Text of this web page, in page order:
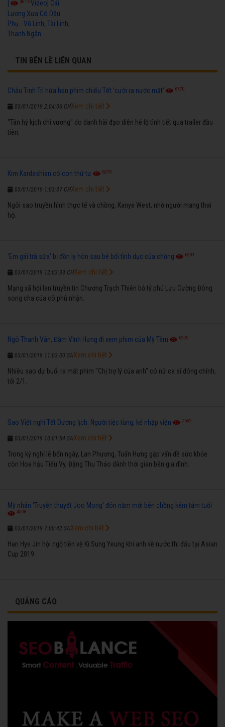
Video] Cải
Lương Xưa Cô Dâu
Phụ - Vũ Linh, Tài Linh,
Thanh Ngân
TIN BÊN LỀ LIÊN QUAN
Châu Tinh Trì hứa hẹn phim chiếu Tết 'cười ra nước mắt' 6770
03/01/2019 2:04:06 CH
"Tân hỷ kịch chi vương" do danh hài đạo diễn hé lộ tình tiết qua trailer đầu
tiên.
Xem chi tiết
Kim Kardashian có con thứ tư 6270
03/01/2019 1:03:37 CH
Ngôi sao truyền hình thực tế và chồng, Kanye West, nhờ người mang thai
hộ.
Xem chi tiết
'Em gái trà sữa' bị đồn ly hôn sau bê bối tình dục của chồng 6591
03/01/2019 12:03:33 CH
Mạng xã hội lan truyền tin Chương Trạch Thiên bỏ tỷ phú Lưu Cường Đông
song cha của cô phủ nhận.
Xem chi tiết
Ngô Thanh Vân, Đàm Vĩnh Hưng đi xem phim của Mỹ Tâm 6270
03/01/2019 11:03:00 SA
Nhiều sao dự buổi ra mắt phim "Chị trợ lý của anh" có nữ ca sĩ đóng chính,
tối 2/1.
Xem chi tiết
Sao Việt nghỉ Tết Dương lịch: Người tiệc tùng, kẻ nhập viện 7682
03/01/2019 10:01:54 SA
Trong kỳ nghỉ lễ bốn ngày, Lan Phương, Tuấn Hưng gặp vấn đề sức khỏe
còn Hoa hậu Tiểu Vy, Đặng Thu Thảo dành thời gian bên gia đình.
Xem chi tiết
Mỹ nhân 'Truyền thuyết Joo Mong' đón năm mới bên chồng kém tám tuổi
4508
03/01/2019 7:00:42 SA
Han Hye Jin hội ngộ tiền vệ Ki Sung Yeung khi anh về nước thi đấu tại Asian
Cup 2019.
Xem chi tiết
QUẢNG CÁO